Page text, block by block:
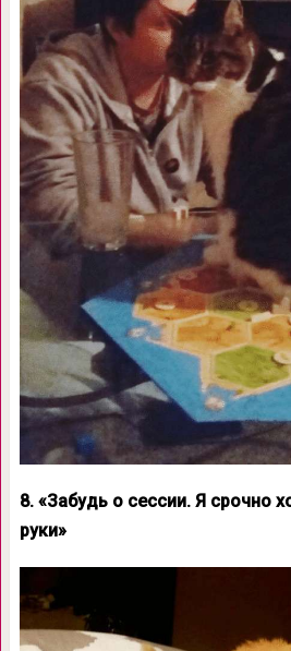
8. «Забудь о сессии. Я срочно
руки»